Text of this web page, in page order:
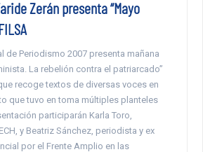
Zerán presenta “Mayo
de Periodismo 2007 presenta mañana
La rebelión contra el patriarcado”
recoge textos de diversas voces en
que tuvo en toma múltiples planteles
participarán Karla Toro,
y Beatriz Sánchez, periodista y ex
por el Frente Amplio en las